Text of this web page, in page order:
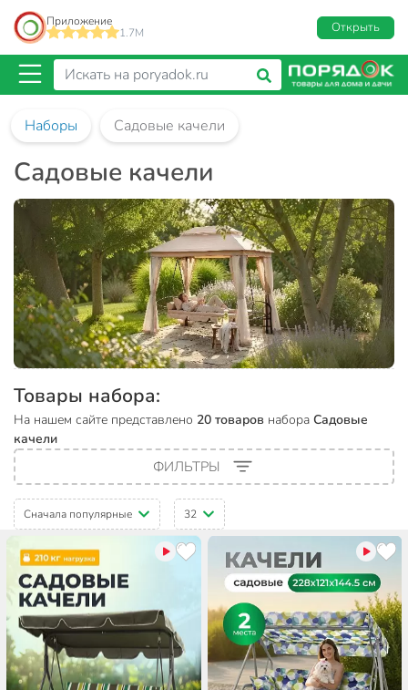
Приложение
1.7M
Открыть
Наборы Садовые качели
Садовые качели
Товары набора:
На нашем сайте представлено 20 товаров набора Садовые
качели
ФИЛЬТРЫ
Сначала популярные 32